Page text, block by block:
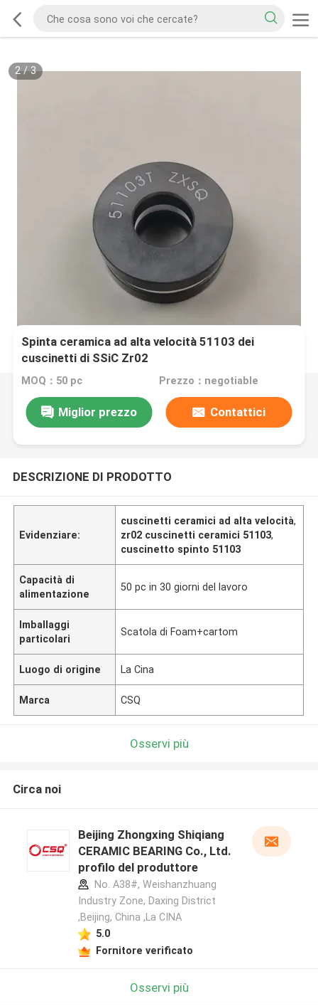
2/3
Spinta ceramica ad alta velocità 51103 dei
cuscinetti di SSiC Zr02
MOQ：50 pc Prezzo：negotiable
Miglior prezzo Contattici
DESCRIZIONE DI PRODOTTO
Evidenziare:
cuscinetti ceramici ad alta velocità,
zr02 cuscinetti ceramici 51103,
cuscinetto spinto 51103
Capacità di
alimentazione
50 pc in 30 giorni del lavoro
Imballaggi
particolari
Scatola di Foam+cartom
Luogo di origine La Cina
Marca CSQ
Osservi più
Circa noi
Beijing Zhongxing Shiqiang
CERAMIC BEARING Co., Ltd.
profilo del produttore
No. A38#, Weishanzhuang
Industry Zone, Daxing District
,Beijing, China ,La CINA
5.0
Fornitore verificato
Osservi più